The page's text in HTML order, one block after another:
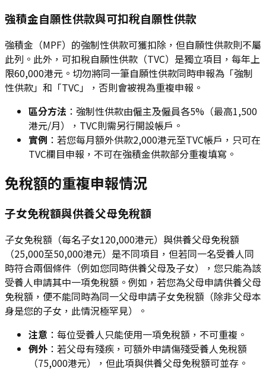
強積金自願性供款與可扣稅自願性供款
強積金（MPF）的強制性供款可獲扣除，但自願性供款則不屬
此列。此外，可扣稅自願性供款（TVC）是獨立項目，每年上
限60,000港元。切勿將同一筆自願性供款同時申報為「強制
性供款」和「TVC」，否則會被視為重複申報。
區分方法 ：強制性供款由僱主及僱員各5%（最高1,500
港元/月），TVC則需另行開設帳戶。
實例 ：若您每月額外供款2,000港元至TVC帳戶，只可在
TVC欄目申報，不可在強積金供款部分重複填寫。
免稅額的重複申報情況
子女免稅額與供養父母免稅額
子女免稅額（每名子女120,000港元）與供養父母免稅額
（25,000至50,000港元）是不同項目，但若同一名受養人同
時符合兩個條件（例如您同時供養父母及子女），您只能為該
受養人申請其中一項免稅額。例如，若您為父母申請供養父母
免稅額，便不能同時為同一父母申請子女免稅額（除非父母本
身是您的子女，此情況極罕見）。
注意 ：每位受養人只能使用一項免稅額，不可重複。
例外 ：若父母有殘疾，可額外申請傷殘受養人免稅額
（75,000港元），但此項與供養父母免稅額可並存。